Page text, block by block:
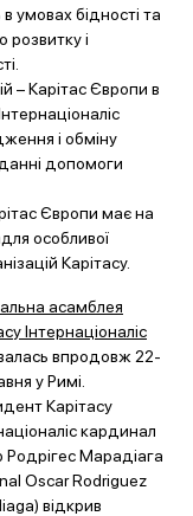
умовах бідності та
розвитку і
– Карітас Європи в
і обміну
допомоги
Європи має на
особливої
Карітасу.
асамблея
Інтернаціоналіс
впродовж 22-
у Римі.
Карітасу
кардинал
Родрігес Марадіага
Oscar Rodriguez
відкрив